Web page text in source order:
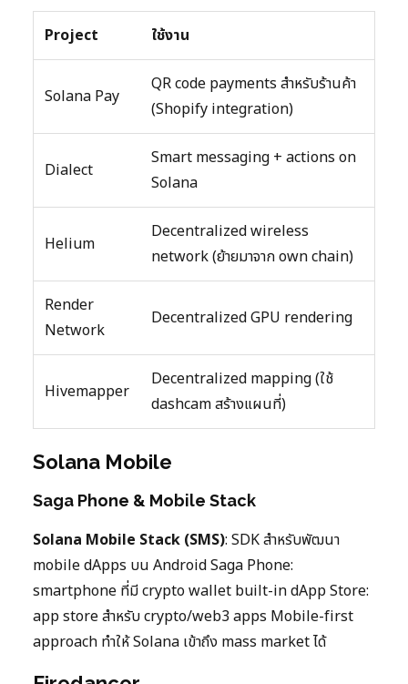
Project ใช้งาน
Solana Pay
QR code payments สำหรับร้านค้า
(Shopify integration)
Dialect
Smart messaging + actions on
Solana
Helium
Decentralized wireless
network (ย้ายมาจาก own chain)
Render
Network
Decentralized GPU rendering
Hivemapper
Decentralized mapping (ใช้
dashcam สร้างแผนที่)
Solana Mobile
Saga Phone & Mobile Stack
Solana Mobile Stack (SMS): SDK สำหรับพัฒนา
mobile dApps บน Android Saga Phone:
smartphone ที่มี crypto wallet built-in dApp Store:
app store สำหรับ crypto/web3 apps Mobile-first
approach ทำให้ Solana เข้าถึง mass market ได้